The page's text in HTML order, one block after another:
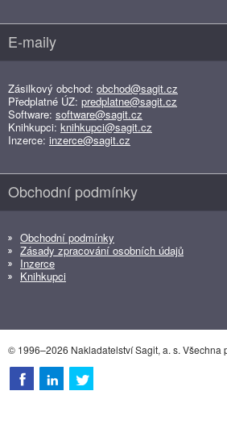
E-maily
Zásilkový obchod: obchod@sagit.cz
Předplatné ÚZ: predplatne@sagit.cz
Software: software@sagit.cz
Knihkupci: knihkupci@sagit.cz
Inzerce: inzerce@sagit.cz
Obchodní podmínky
Obchodní podmínky
Zásady zpracování osobních údajů
Inzerce
Knihkupci
© 1996–2026 Nakladatelství Sagit, a. s. Všechna